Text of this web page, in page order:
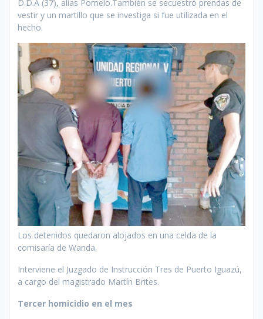
D.D.A (37), alías Pomelo.También se secuestró prendas de
vestir y un martillo que se investiga si fue utilizada en el
hecho.
Los detenidos quedaron alojados en una celda de la
comisaría de Wanda.
Interviene el Juzgado de Instrucción Tres de Puerto Iguazú,
a cargo del magistrado Martín Brites.
Tercer homicidio en el mes